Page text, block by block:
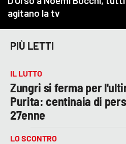
PIÙ LETTI
IL LUTTO
Zungri si ferma per
Purita: centinaia di
27enne
LO SCONTRO